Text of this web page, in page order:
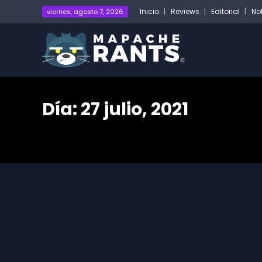
viernes, agosto 7, 2026 Inicio Reviews Editorial
Día:27 julio, 2021